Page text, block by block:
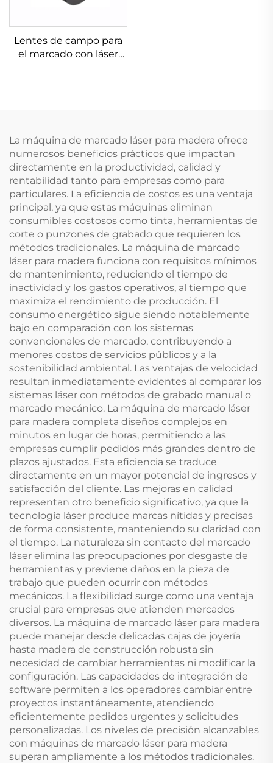
Lentes de campo para
el marcado con láser
La máquina de marcado láser para madera ofrece
numerosos beneficios prácticos que impactan
directamente en la productividad, calidad y
rentabilidad tanto para empresas como para
particulares. La eficiencia de costos es una ventaja
principal, ya que estas máquinas eliminan
consumibles costosos como tinta, herramientas de
corte o punzones de grabado que requieren los
métodos tradicionales. La máquina de marcado
láser para madera funciona con requisitos mínimos
de mantenimiento, reduciendo el tiempo de
inactividad y los gastos operativos, al tiempo que
maximiza el rendimiento de producción. El
consumo energético sigue siendo notablemente
bajo en comparación con los sistemas
convencionales de marcado, contribuyendo a
menores costos de servicios públicos y a la
sostenibilidad ambiental. Las ventajas de velocidad
resultan inmediatamente evidentes al comparar los
sistemas láser con métodos de grabado manual o
marcado mecánico. La máquina de marcado láser
para madera completa diseños complejos en
minutos en lugar de horas, permitiendo a las
empresas cumplir pedidos más grandes dentro de
plazos ajustados. Esta eficiencia se traduce
directamente en un mayor potencial de ingresos y
satisfacción del cliente. Las mejoras en calidad
representan otro beneficio significativo, ya que la
tecnología láser produce marcas nítidas y precisas
de forma consistente, manteniendo su claridad con
el tiempo. La naturaleza sin contacto del marcado
láser elimina las preocupaciones por desgaste de
herramientas y previene daños en la pieza de
trabajo que pueden ocurrir con métodos
mecánicos. La flexibilidad surge como una ventaja
crucial para empresas que atienden mercados
diversos. La máquina de marcado láser para madera
puede manejar desde delicadas cajas de joyería
hasta madera de construcción robusta sin
necesidad de cambiar herramientas ni modificar la
configuración. Las capacidades de integración de
software permiten a los operadores cambiar entre
proyectos instantáneamente, atendiendo
eficientemente pedidos urgentes y solicitudes
personalizadas. Los niveles de precisión alcanzables
con máquinas de marcado láser para madera
superan ampliamente a los métodos tradicionales.